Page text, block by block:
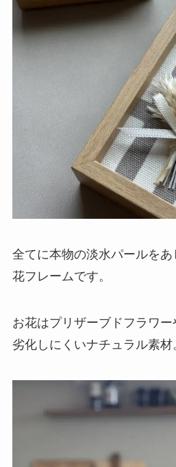
全てに本物の淡水パールを
花フレームです。
お花はプリザーブドフラワ
劣化しにくいナチュラル素材